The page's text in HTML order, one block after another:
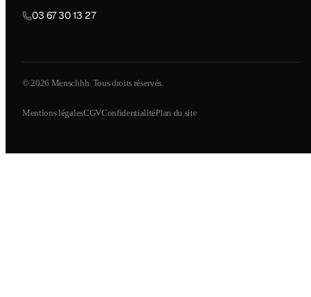
03 67 30 13 27
© 2026 Menschhh. Tous droits réservés.
Mentions légalesCGVConfidentialitéPlan du site